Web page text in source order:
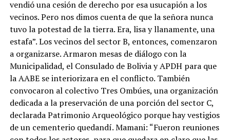
vendió una cesión de derecho por esa usucapión a los
vecinos. Pero nos dimos cuenta de que la señora nunca
tuvo la potestad de la tierra. Era, lisa y llanamente, una
estafa”. Los vecinos del sector B, entonces, comenzaron
a organizarse. Armaron mesas de diálogo con la
Municipalidad, el Consulado de Bolivia y APDH para que
la AABE se interiorizara en el conflicto. También
convocaron al colectivo Tres Ombúes, una organización
dedicada a la preservación de una porción del sector C,
declarada Patrimonio Arqueológico porque hay vestigios
de un cementerio quedandí. Mamani: “Fueron reuniones